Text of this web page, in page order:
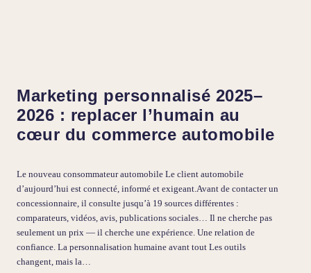
Marketing personnalisé 2025–
2026 : replacer l’humain au
cœur du commerce automobile
Le nouveau consommateur automobile Le client automobile
d’aujourd’hui est connecté, informé et exigeant.Avant de contacter un
concessionnaire, il consulte jusqu’à 19 sources différentes :
comparateurs, vidéos, avis, publications sociales… Il ne cherche pas
seulement un prix — il cherche une expérience. Une relation de
confiance. La personnalisation humaine avant tout Les outils
changent, mais la…